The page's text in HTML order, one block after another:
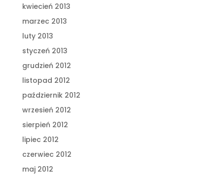
kwiecień 2013
marzec 2013
luty 2013
styczeń 2013
grudzień 2012
listopad 2012
październik 2012
wrzesień 2012
sierpień 2012
lipiec 2012
czerwiec 2012
maj 2012